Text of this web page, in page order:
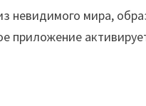
невидимого мира,
приложение